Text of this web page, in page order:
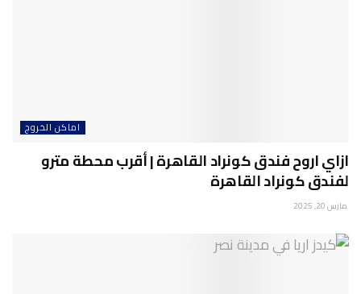
اماكن الخروج
ازاي اروح فندق كونراد القاهرة | أقرب محطة مترو
لفندق كونراد القاهرة
مارس 20, 2025